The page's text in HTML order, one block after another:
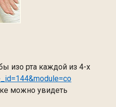
изо рта каждой из 4-х
можно увидеть